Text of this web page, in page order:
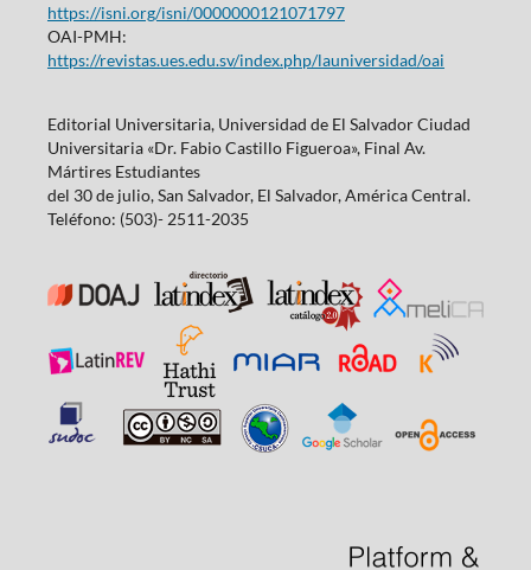
https://isni.org/isni/0000000121071797
OAI-PMH:
https://revistas.ues.edu.sv/index.php/launiversidad/oai
Editorial Universitaria, Universidad de El Salvador Ciudad
Universitaria «Dr. Fabio Castillo Figueroa», Final Av.
Mártires Estudiantes
del 30 de julio, San Salvador, El Salvador, América Central.
Teléfono: (503)- 2511-2035